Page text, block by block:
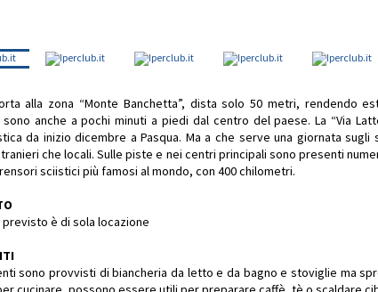
alla zona “Monte Banchetta”, dista solo 50 metri, rendendo
anche a pochi minuti a piedi dal centro del paese. La “Via
da inizio dicembre a Pasqua. Ma a che serve una giornata
che locali. Sulle piste e nei centri principali sono presenti
sciistici più famosi al mondo, con 400 chilometri.
è di sola locazione
sono provvisti di biancheria da letto e da bagno e stoviglie ma